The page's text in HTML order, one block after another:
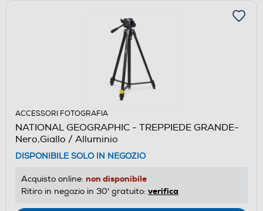
ACCESSORI FOTOGRAFIA
NATIONAL GEOGRAPHIC - TREPPIEDE GRANDE-
Nero,Giallo / Alluminio
DISPONIBILE SOLO IN NEGOZIO
Acquisto online: non disponibile
Ritiro in negozio in 30' gratuito: verifica